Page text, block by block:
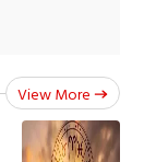
View More